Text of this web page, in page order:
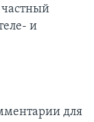
и
для